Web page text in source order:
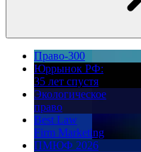
Право-300
Юррынок РФ:
35 лет спустя
Экологическое
право
Best Law
Firm Marketing
ПМЮФ 2026